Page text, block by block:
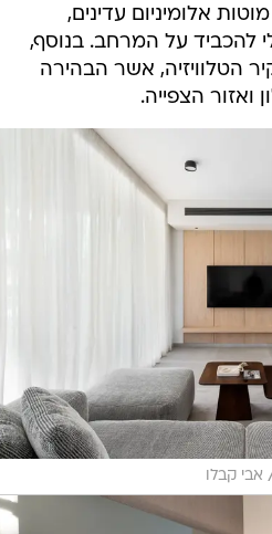
אלומיניום עדינים,
להכביד על המרחב. בנוסף,
הטלוויזיה, אשר הבהירה
ואזור הצפייה.
אבי קבלו